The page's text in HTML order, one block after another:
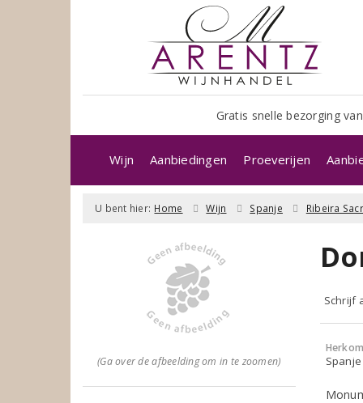
Gratis snelle bezorging
Wijn Aanbiedingen Proeverijen
U bent hier: Home Wijn Spanje Ribeira
(Ga over de afbeelding om in te zoomen)
Schrijf